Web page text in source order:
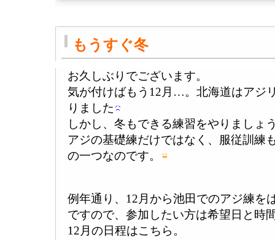
もうすぐ冬
お久しぶりでございます。
気が付けばもう12月…。北海道はアジ
りました
しかし、冬もできる練習をやりましょ
アジの基礎練だけではなく、服従訓練
の一つなのです。
例年通り、12月から池田でのアジ練を
ですので、参加したい方は希望日と時
12月の日程はこちら。